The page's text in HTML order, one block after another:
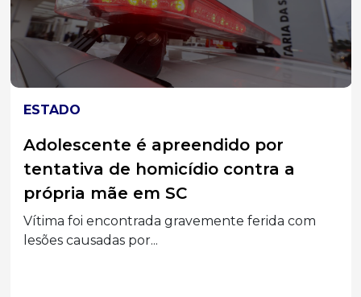
ESTADO
Adolescente é apreendido por
tentativa de homicídio contra a
própria mãe em SC
Vítima foi encontrada gravemente ferida com
lesões causadas por...